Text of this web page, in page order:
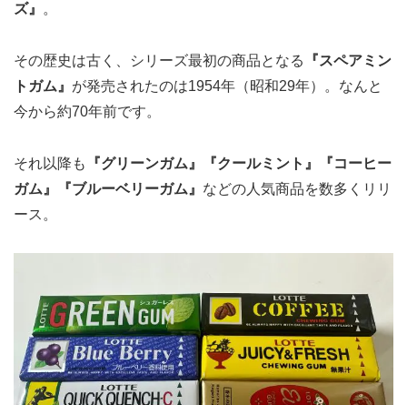
ズ』
。
その歴史は古く、シリーズ最初の商品となる
『スペアミン
トガム』 が発売されたのは1954年（昭和29年）。なんと
今から約70年前です。
それ以降も
『グリーンガム』『クールミント』『コーヒー
ガム』『ブルーベリーガム』 などの人気商品を数多くリリ
ース。